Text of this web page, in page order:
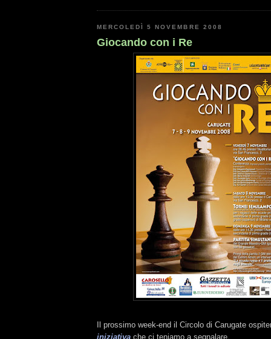
MERCOLEDÌ 5 NOVEMBRE 2008
Giocando con i Re
Il prossimo week-end il Circolo di Carugate
iniziativa che ci teniamo a segnalare.